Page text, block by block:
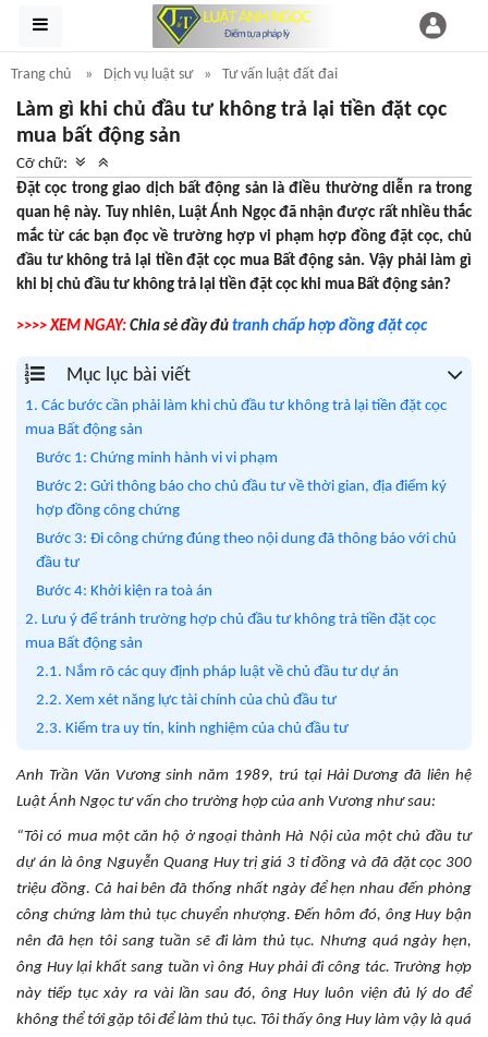
Trang chủ Dịch vụ luật sư Tư vấn luật đất đai
Làm gì khi chủ đầu tư không trả lại tiền đặt cọc
mua bất động sản
Cỡ chữ:
Đặt cọc trong giao dịch bất động sản là điều thường diễn ra trong
quan hệ này. Tuy nhiên, Luật Ánh Ngọc đã nhận được rất nhiều thắc
mắc từ các bạn đọc về trường hợp vi phạm hợp đồng đặt cọc, chủ
đầu tư không trả lại tiền đặt cọc mua Bất động sản. Vậy phải làm gì
khi bị chủ đầu tư không trả lại tiền đặt cọc khi mua Bất động sản?
>>>> XEM NGAY: Chia sẻ đầy đủ tranh chấp hợp đồng đặt cọc
Mục lục bài viết
1. Các bước cần phải làm khi chủ đầu tư không trả lại tiền đặt cọc
mua Bất động sản
Bước 1: Chứng minh hành vi vi phạm
Bước 2: Gửi thông báo cho chủ đầu tư về thời gian, địa điểm ký
hợp đồng công chứng
Bước 3: Đi công chứng đúng theo nội dung đã thông báo với chủ
đầu tư
Bước 4: Khởi kiện ra toà án
2. Lưu ý để tránh trường hợp chủ đầu tư không trả tiền đặt cọc
mua Bất động sản
2.1. Nắm rõ các quy định pháp luật về chủ đầu tư dự án
2.2. Xem xét năng lực tài chính của chủ đầu tư
2.3. Kiểm tra uy tín, kinh nghiệm của chủ đầu tư
Anh Trần Văn Vương sinh năm 1989, trú tại Hải Dương đã liên hệ
Luật Ánh Ngọc tư vấn cho trường hợp của anh Vương như sau:
“Tôi có mua một căn hộ ở ngoại thành Hà Nội của một chủ đầu tư
dự án là ông Nguyễn Quang Huy trị giá 3 tỉ đồng và đã đặt cọc 300
triệu đồng. Cả hai bên đã thống nhất ngày để hẹn nhau đến phòng
công chứng làm thủ tục chuyển nhượng. Đến hôm đó, ông Huy bận
nên đã hẹn tôi sang tuần sẽ đi làm thủ tục. Nhưng quá ngày hẹn,
ông Huy lại khất sang tuần vì ông Huy phải đi công tác. Trường hợp
này tiếp tục xảy ra vài lần sau đó, ông Huy luôn viện đủ lý do để
không thể tới gặp tôi để làm thủ tục. Tôi thấy ông Huy làm vậy là quá